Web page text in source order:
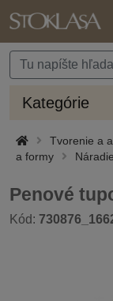
Kategórie
Tvorenie a
a formy
Náradie
Penové
Kód: